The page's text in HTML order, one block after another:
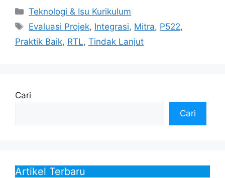
Kategori
Teknologi & Isu Kurikulum
Tag
Evaluasi Projek, Integrasi, Mitra, P522,
Praktik Baik, RTL, Tindak Lanjut
Cari
Cari
Artikel Terbaru